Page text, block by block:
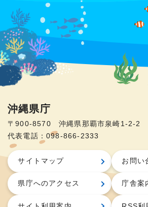
沖縄県庁
〒900-8570 沖縄県那覇市泉崎1-2-2
代表電話：098-866-2333
サイトマップ お問い
県庁へのアクセス 庁舎案